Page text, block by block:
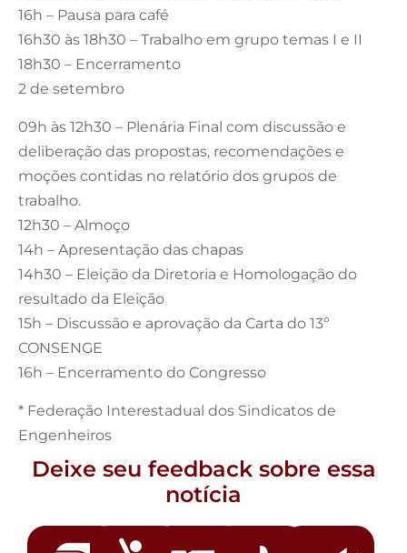
16h – Pausa para café
16h30 às 18h30 – Trabalho em grupo temas I e II
18h30 – Encerramento
2 de setembro
09h às 12h30 – Plenária Final com discussão e
deliberação das propostas, recomendações e
moções contidas no relatório dos grupos de
trabalho.
12h30 – Almoço
14h – Apresentação das chapas
14h30 – Eleição da Diretoria e Homologação do
resultado da Eleição
15h – Discussão e aprovação da Carta do 13º
CONSENGE
16h – Encerramento do Congresso
* Federação Interestadual dos Sindicatos de
Engenheiros
Deixe seu feedback sobre essa
notícia